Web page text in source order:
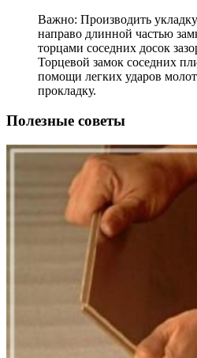
Важно: Производить
направо длинной частью
торцами соседних досок
Торцевой замок соседних
помощи легких ударов
прокладку.
Полезные советы